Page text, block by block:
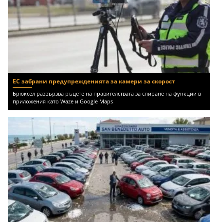
ЕС забрани предупрежденията за камери за скорост
Брюксел развързва ръцете на правителствата за спиране на функции в
приложения като Waze и Google Maps